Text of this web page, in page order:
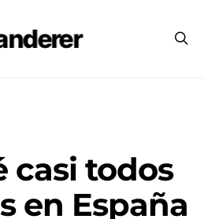
casi todos
en España